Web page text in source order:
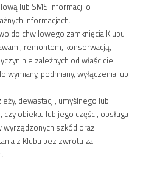
lub SMS informacji o
informacjach.
do chwilowego zamknięcia Klubu
remontem, konserwacją,
nie zależnych od właścicieli
wymiany, podmiany, wyłączenia lub
dewastacji, umyślnego lub
obiektu lub jego części, obsługa
wyrządzonych szkód oraz
z Klubu bez zwrotu za